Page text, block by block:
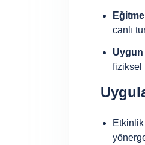
canlı
Uygun
fiziksel